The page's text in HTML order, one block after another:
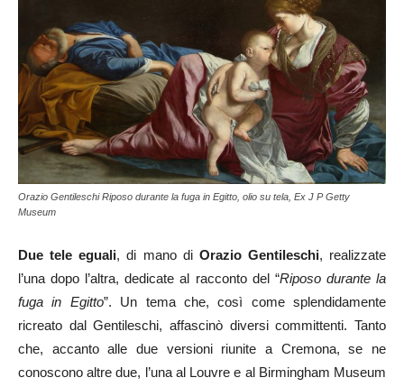
Orazio Gentileschi Riposo durante la fuga in Egitto, olio su tela, Ex J P Getty
Museum
Due tele eguali, di mano di Orazio Gentileschi, realizzate
l’una dopo l’altra, dedicate al racconto del “Riposo durante la
fuga in Egitto”. Un tema che, così come splendidamente
ricreato dal Gentileschi, affascinò diversi committenti. Tanto
che, accanto alle due versioni riunite a Cremona, se ne
conoscono altre due, l’una al Louvre e al Birmingham Museum